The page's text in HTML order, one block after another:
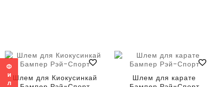
Шлем для Киокусинкай
Шлем для карате